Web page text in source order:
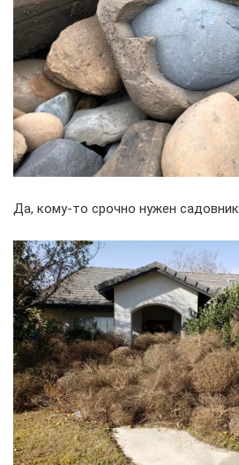
Да, кому-то срочно нужен садовник